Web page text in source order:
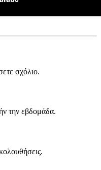
σχόλιο.
την εβδομάδα.